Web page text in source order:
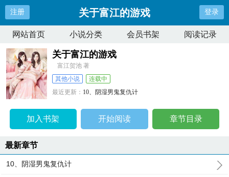
注册 关于富江的游戏 登录
网站首页 小说分类 会员书架 阅读记录
关于富江的游戏
富江贺池 著
其他小说
连载中
最近更新： 10、阴湿男鬼复仇计
加入书架 开始阅读 章节目录
最新章节
10、阴湿男鬼复仇计